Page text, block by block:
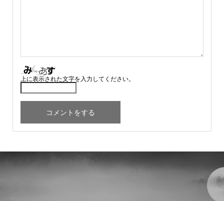
上に表示された文字を入力してください。